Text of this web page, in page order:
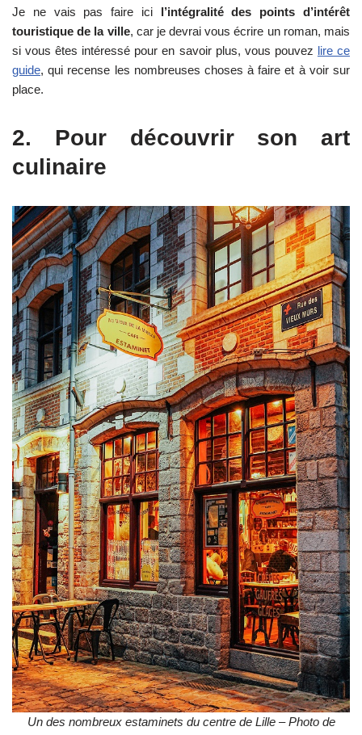
Je ne vais pas faire ici l’intégralité des points d’intérêt
touristique de la ville, car je devrai vous écrire un roman, mais
si vous êtes intéressé pour en savoir plus, vous pouvez lire ce
guide, qui recense les nombreuses choses à faire et à voir sur
place.
2. Pour découvrir son art
culinaire
Un des nombreux estaminets du centre de Lille – Photo de